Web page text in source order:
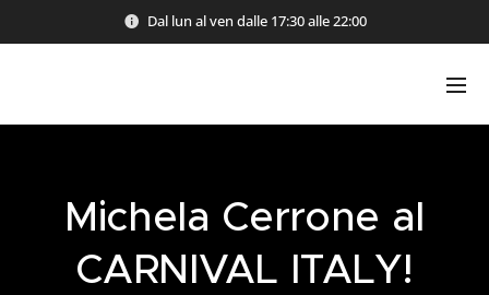
Dal lun al ven dalle 17:30 alle 22:00
Michela Cerrone al
CARNIVAL ITALY!